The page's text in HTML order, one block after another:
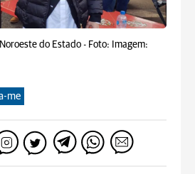
do Estado - Foto: Imagem:
me